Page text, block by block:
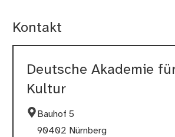
Kontakt
Deutsche Akademie
Kultur
Bauhof 5
90402 Nürnberg